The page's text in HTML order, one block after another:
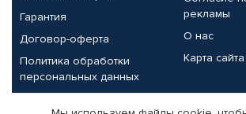
Гарантия
Договор-оферта
Политика обработки
персональных данных
рекламы
О нас
Карта сайта